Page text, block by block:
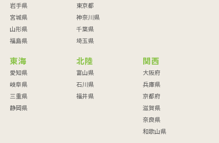
岩手県
宮城県
山形県
福島県
東京都
神奈川県
千葉県
埼玉県
東海
愛知県
岐阜県
三重県
静岡県
北陸
富山県
石川県
福井県
関西
大阪府
兵庫県
京都府
滋賀県
奈良県
和歌山県